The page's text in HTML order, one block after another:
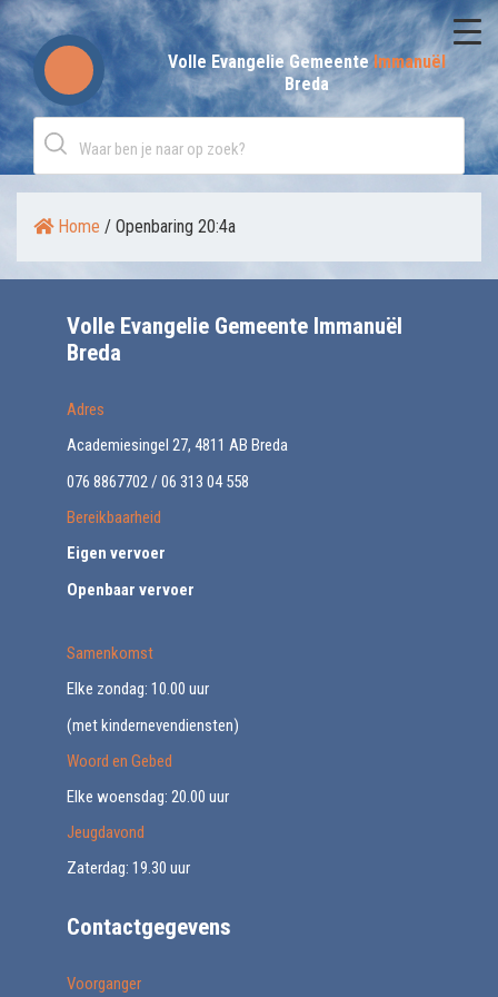
Skip
to
content
Volle Evangelie GemeenteImmanuël
Breda
Home / Openbaring 20:4a
Volle Evangelie Gemeente Immanuël
Breda
Adres
Academiesingel 27, 4811 AB Breda
076 8867702 / 06 313 04 558
Bereikbaarheid
Eigen vervoer
Openbaar vervoer
Samenkomst
Elke zondag: 10.00 uur
(met kindernevendiensten)
Woord en Gebed
Elke woensdag: 20.00 uur
Jeugdavond
Zaterdag: 19.30 uur
Contactgegevens
Voorganger